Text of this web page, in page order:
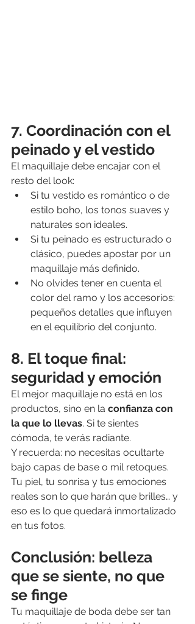
7. Coordinación con el
peinado y el vestido
El maquillaje debe encajar con el
resto del look:
Si tu vestido es romántico o de
estilo boho, los tonos suaves y
naturales son ideales.
Si tu peinado es estructurado o
clásico, puedes apostar por un
maquillaje más definido.
No olvides tener en cuenta el
color del ramo y los accesorios:
pequeños detalles que influyen
en el equilibrio del conjunto.
8. El toque final:
seguridad y emoción
El mejor maquillaje no está en los
productos, sino en la confianza con
la que lo llevas. Si te sientes
cómoda, te verás radiante.
Y recuerda: no necesitas ocultarte
bajo capas de base o mil retoques.
Tu piel, tu sonrisa y tus emociones
reales son lo que harán que brilles… y
eso es lo que quedará inmortalizado
en tus fotos.
Conclusión: belleza
que se siente, no que
se finge
Tu maquillaje de boda debe ser tan